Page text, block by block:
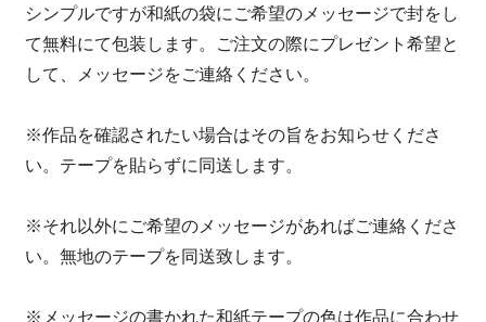
シンプルですが和紙の袋にご希望のメッセージで封をし
て無料にて包装します。ご注文の際にプレゼント希望と
して、メッセージをご連絡ください。
※作品を確認されたい場合はその旨をお知らせくださ
い。テープを貼らずに同送します。
※それ以外にご希望のメッセージがあればご連絡くださ
い。無地のテープを同送致します。
※メッセージの書かれた和紙テープの色は作品に合わせ